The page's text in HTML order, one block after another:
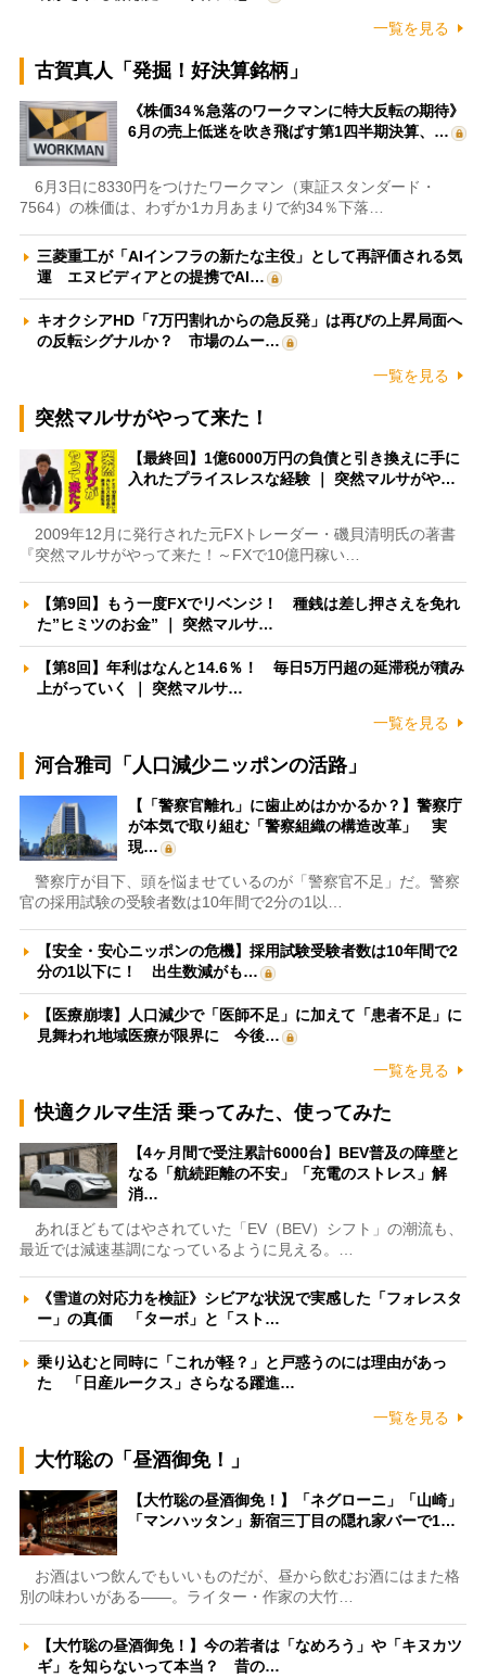
一覧を見る
古賀真人「発掘！好決算銘柄」
《株価34％急落のワークマンに特大反転の期待》
6月の売上低迷を吹き飛ばす第1四半期決算、…
6月3日に8330円をつけたワークマン（東証スタンダード・
7564）の株価は、わずか1カ月あまりで約34％下落…
三菱重工が「AIインフラの新たな主役」として再評価される気
運 エヌビディアとの提携でAI…
キオクシアHD「7万円割れからの急反発」は再びの上昇局面へ
の反転シグナルか？ 市場のムー…
一覧を見る
突然マルサがやって来た！
【最終回】1億6000万円の負債と引き換えに手に
入れたプライスレスな経験 ｜ 突然マルサがや…
2009年12月に発行された元FXトレーダー・磯貝清明氏の著書
『突然マルサがやって来た！～FXで10億円稼い…
【第9回】もう一度FXでリベンジ！ 種銭は差し押さえを免れ
た”ヒミツのお金” ｜ 突然マルサ…
【第8回】年利はなんと14.6％！ 毎日5万円超の延滞税が積み
上がっていく ｜ 突然マルサ…
一覧を見る
河合雅司「人口減少ニッポンの活路」
【「警察官離れ」に歯止めはかかるか？】警察庁
が本気で取り組む「警察組織の構造改革」 実
現…
警察庁が目下、頭を悩ませているのが「警察官不足」だ。警察
官の採用試験の受験者数は10年間で2分の1以…
【安全・安心ニッポンの危機】採用試験受験者数は10年間で2
分の1以下に！ 出生数減がも…
【医療崩壊】人口減少で「医師不足」に加えて「患者不足」に
見舞われ地域医療が限界に 今後…
一覧を見る
快適クルマ生活 乗ってみた、使ってみた
【4ヶ月間で受注累計6000台】BEV普及の障壁と
なる「航続距離の不安」「充電のストレス」解
消…
あれほどもてはやされていた「EV（BEV）シフト」の潮流も、
最近では減速基調になっているように見える。…
《雪道の対応力を検証》シビアな状況で実感した「フォレスタ
ー」の真価 「ターボ」と「スト…
乗り込むと同時に「これが軽？」と戸惑うのには理由があっ
た 「日産ルークス」さらなる躍進…
一覧を見る
大竹聡の「昼酒御免！」
【大竹聡の昼酒御免！】「ネグローニ」「山崎」
「マンハッタン」新宿三丁目の隠れ家バーで1…
お酒はいつ飲んでもいいものだが、昼から飲むお酒にはまた格
別の味わいがある――。ライター・作家の大竹…
【大竹聡の昼酒御免！】今の若者は「なめろう」や「キヌカツ
ギ」を知らないって本当？ 昔の…